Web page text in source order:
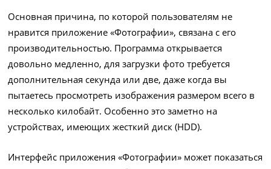
Основная причина, по которой пользователям не
нравится приложение «Фотографии», связана с его
производительностью. Программа открывается
довольно медленно, для загрузки фото требуется
дополнительная секунда или две, даже когда вы
пытаетесь просмотреть изображения размером всего в
несколько килобайт. Особенно это заметно на
устройствах, имеющих жесткий диск (HDD).
Интерфейс приложения «Фотографии» может показаться